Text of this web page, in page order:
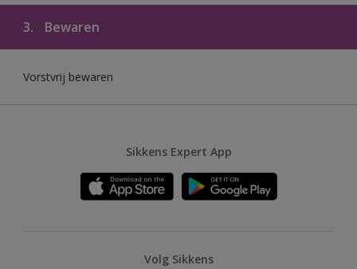
3. Bewaren
Vorstvrij bewaren
Sikkens Expert App
Volg Sikkens